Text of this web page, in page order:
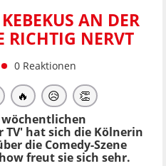
AN DER
RICHTIG NERVT
0 Reaktionen
🔥 😥
👏
TV' hat sich die Kölnerin
die Comedy-Szene
freut sie sich sehr.